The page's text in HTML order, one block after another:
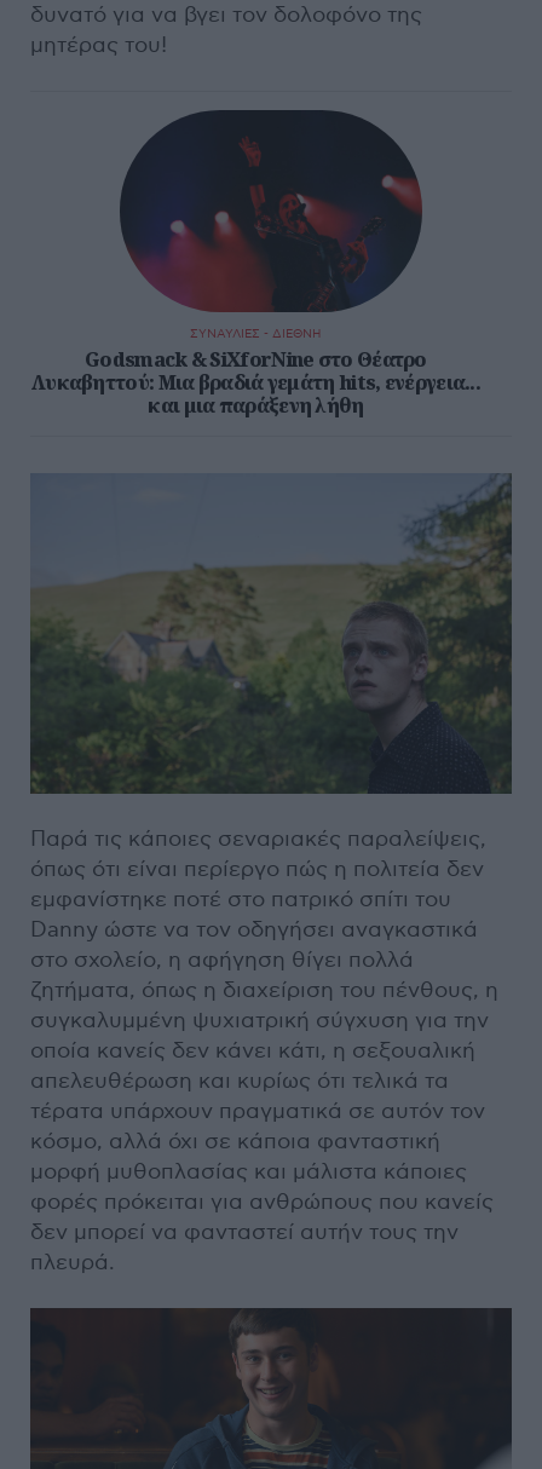
δυνατό για να βγει τον δολοφόνο της
μητέρας του!
ΣΥΝΑΥΛΙΕΣ - ΔΙΕΘΝΗ
Godsmack & SiXforNine στο Θέατρο
Λυκαβηττού: Μια βραδιά γεμάτη hits, ενέργεια...
και μια παράξενη λήθη
Παρά τις κάποιες σεναριακές παραλείψεις,
όπως ότι είναι περίεργο πώς η πολιτεία δεν
εμφανίστηκε ποτέ στο πατρικό σπίτι του
Danny ώστε να τον οδηγήσει αναγκαστικά
στο σχολείο, η αφήγηση θίγει πολλά
ζητήματα, όπως η διαχείριση του πένθους, η
συγκαλυμμένη ψυχιατρική σύγχυση για την
οποία κανείς δεν κάνει κάτι, η σεξουαλική
απελευθέρωση και κυρίως ότι τελικά τα
τέρατα υπάρχουν πραγματικά σε αυτόν τον
κόσμο, αλλά όχι σε κάποια φανταστική
μορφή μυθοπλασίας και μάλιστα κάποιες
φορές πρόκειται για ανθρώπους που κανείς
δεν μπορεί να φανταστεί αυτήν τους την
πλευρά.